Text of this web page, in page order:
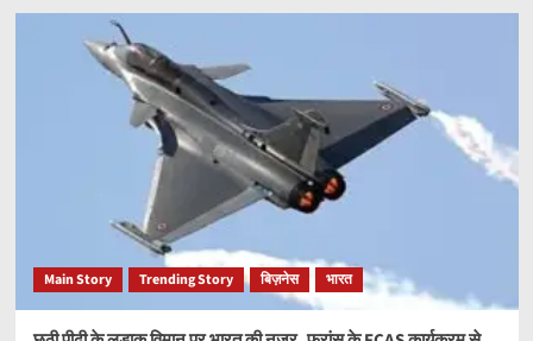
Main Story Trending Story बिज़नेस भारत